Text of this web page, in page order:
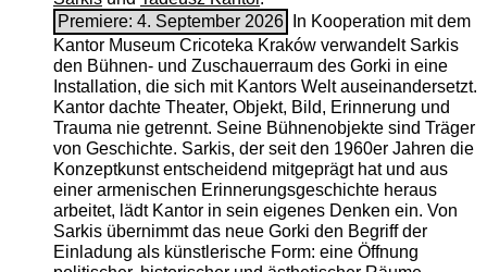
Premiere: 4. September 2026
In Kooperation mit dem
Kantor Museum Cricoteka Kraków verwandelt Sarkis
den Bühnen- und Zuschauerraum des Gorki in eine
Installation, die sich mit Kantors Welt auseinandersetzt.
Kantor dachte Theater, Objekt, Bild, Erinnerung und
Trauma nie getrennt. Seine Bühnenobjekte sind Träger
von Geschichte. Sarkis, der seit den 1960er Jahren die
Konzeptkunst entscheidend mitgeprägt hat und aus
einer armenischen ­Erinnerungsgeschichte heraus
arbeitet, lädt Kantor in sein eigenes Denken ein. Von
Sarkis übernimmt das neue Gorki den Begriff der
Einladung als künstlerische Form: eine Öffnung